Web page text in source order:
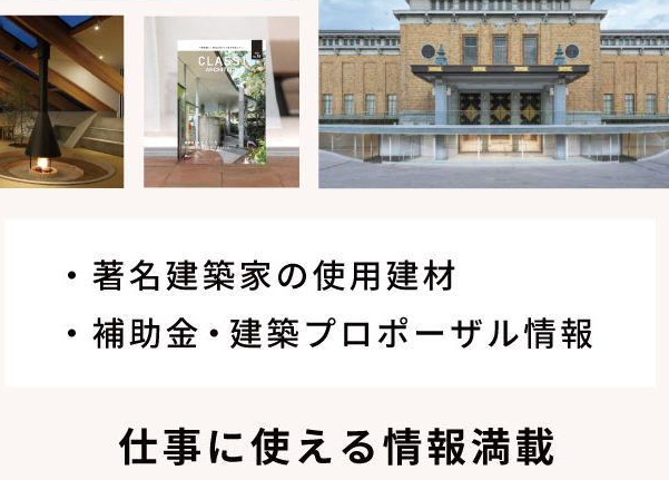
イムワカイと「パーフェクトルーフ」の特徴
強度と防水性
釘やビス等を使わないという金属屋根の固定概念を打ち破ったパーフェクトルー
フ。防水層に穴を開けないため防水性に優れ、台風にも負けない強度を実現。
ダイムワカイでは「施工手順マニュアル」に基づき、施工指導講習・試験制度を導
入。施工管理は、試験で認定書を取得した者のみと徹底している。
〒101-0047
東京都千代田区内神田2丁目6番4号 柴田ビル6F